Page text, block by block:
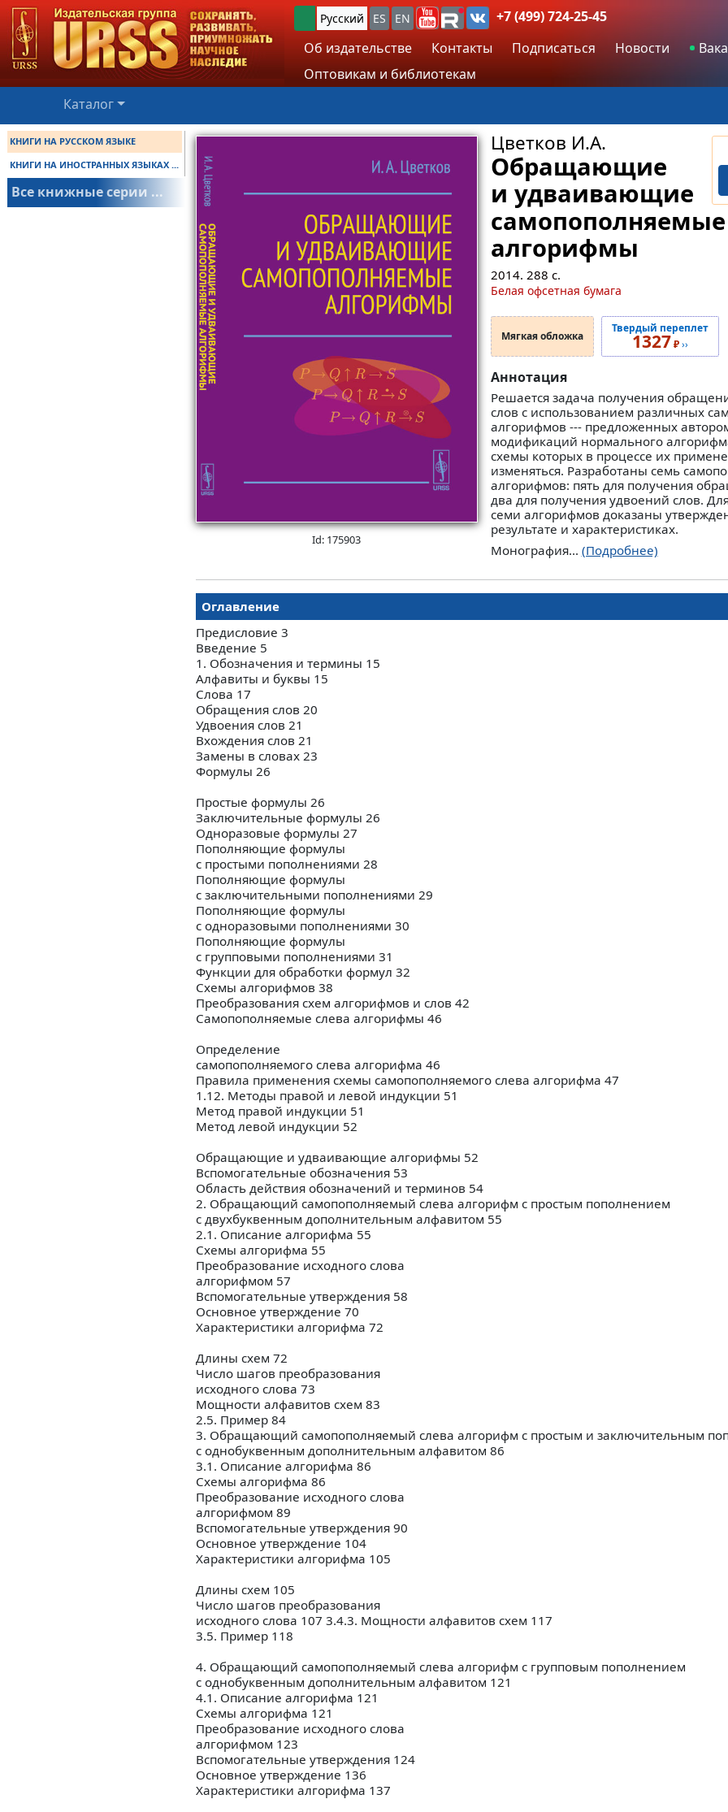
Русский ES EN
+7 (499) 724-25-45
Об издательстве
Контакты Подписаться Новости
Оптовикам и библиотекам
Каталог
КНИГИ НА РУССКОМ ЯЗЫКЕ
КНИГИ НА ИНОСТРАННЫХ ЯЗЫКАХ ...
Все книжные серии ...
Id: 175903
Цветков И.А.
Обращающие
и удваивающие
самопополняемые
алгорифмы
2014. 288 с.
Белая офсетная бумага
Мягкая обложка
Твердый переплет
1327₽››
Аннотация
Решается задача получения
слов с использованием различных
алгорифмов --- предложенных
модификаций нормального
схемы которых в процессе их
изменяться. Разработаны семь
алгорифмов: пять для получения
два для получения удвоений слов.
семи алгорифмов доказаны
результате и характеристиках.
Монография... (Подробнее)
Оглавление
Предисловие 3
Введение 5
1. Обозначения и термины 15
Алфавиты и буквы 15
Слова 17
Обращения слов 20
Удвоения слов 21
Вхождения слов 21
Замены в словах 23
Формулы 26
Простые формулы 26
Заключительные формулы 26
Одноразовые формулы 27
Пополняющие формулы
с простыми пополнениями 28
Пополняющие формулы
с заключительными пополнениями 29
Пополняющие формулы
с одноразовыми пополнениями 30
Пополняющие формулы
с групповыми пополнениями 31
Функции для обработки формул 32
Схемы алгорифмов 38
Преобразования схем алгорифмов и слов 42
Самопополняемые слева алгорифмы 46
Определение
самопополняемого слева алгорифма 46
Правила применения схемы самопополняемого слева алгорифма 47
1.12. Методы правой и левой индукции 51
Метод правой индукции 51
Метод левой индукции 52
Обращающие и удваивающие алгорифмы 52
Вспомогательные обозначения 53
Область действия обозначений и терминов 54
2. Обращающий самопополняемый слева алгорифм с простым пополнением
с двухбуквенным дополнительным алфавитом 55
2.1. Описание алгорифма 55
Схемы алгорифма 55
Преобразование исходного слова
алгорифмом 57
Вспомогательные утверждения 58
Основное утверждение 70
Характеристики алгорифма 72
Длины схем 72
Число шагов преобразования
исходного слова 73
Мощности алфавитов схем 83
2.5. Пример 84
3. Обращающий самопополняемый слева алгорифм с простым и заключительным
с однобуквенным дополнительным алфавитом 86
3.1. Описание алгорифма 86
Схемы алгорифма 86
Преобразование исходного слова
алгорифмом 89
Вспомогательные утверждения 90
Основное утверждение 104
Характеристики алгорифма 105
Длины схем 105
Число шагов преобразования
исходного слова 107 3.4.3. Мощности алфавитов схем 117
3.5. Пример 118
4. Обращающий самопополняемый слева алгорифм с групповым пополнением
с однобуквенным дополнительным алфавитом 121
4.1. Описание алгорифма 121
Схемы алгорифма 121
Преобразование исходного слова
алгорифмом 123
Вспомогательные утверждения 124
Основное утверждение 136
Характеристики алгорифма 137